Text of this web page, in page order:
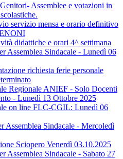
Assemblee e votazioni in
servizio mensa e orario definitivo
didattiche e orari 4^ settimana
Assemblea Sindacale - Lunedì 06
richiesta ferie personale
Regionale ANIEF - Solo Docenti
- Lunedì 13 Ottobre 2025
on line FLC-CGIL: Lunedì 06
Assemblea Sindacale - Mercoledì
Sciopero Venerdì 03.10.2025
Assemblea Sindacale - Sabato 27